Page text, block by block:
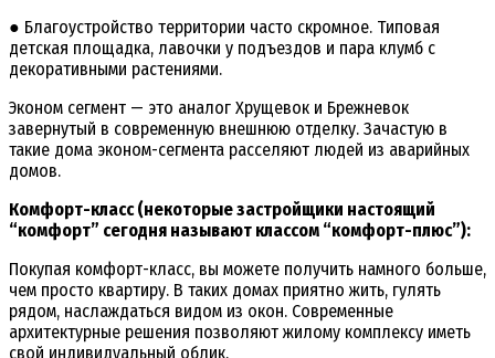
● Благоустройство территории часто скромное. Типовая
детская площадка, лавочки у подъездов и пара клумб с
декоративными растениями.
Эконом сегмент — это аналог Хрущевок и Брежневок
завернутый в современную внешнюю отделку. Зачастую в
такие дома эконом-сегмента расселяют людей из аварийных
домов.
Комфорт-класс (некоторые застройщики настоящий
“комфорт” сегодня называют классом “комфорт-плюс”):
Покупая комфорт-класс, вы можете получить намного больше,
чем просто квартиру. В таких домах приятно жить, гулять
рядом, наслаждаться видом из окон. Современные
архитектурные решения позволяют жилому комплексу иметь
свой индивидуальный облик.